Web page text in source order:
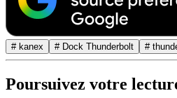
# kanex # Dock Thunderbolt #
Poursuivez votre